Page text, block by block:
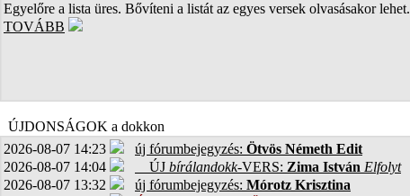
Egyelőre a lista üres. Bővíteni a listát az egyes versek olvasásakor lehet.
TOVÁBB
ÚJDONSÁGOK a dokkon
2026-08-07 14:23
új fórumbejegyzés: Ötvös Németh Edit
2026-08-07 14:04
ÚJ bírálandokk-VERS: Zima István Elfolyt
2026-08-07 13:32
új fórumbejegyzés: Mórotz Krisztina